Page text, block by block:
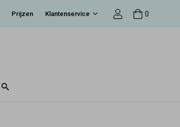
Prijzen Klantenservice 0